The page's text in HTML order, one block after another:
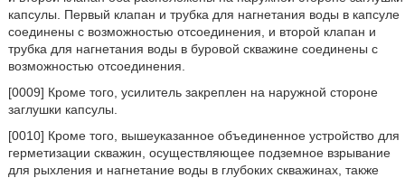
капсулы. Первый клапан и трубка для нагнетания воды в капсуле
соединены с возможностью отсоединения, и второй клапан и
трубка для нагнетания воды в буровой скважине соединены с
возможностью отсоединения.
[0009] Кроме того, усилитель закреплен на наружной стороне
заглушки капсулы.
[0010] Кроме того, вышеуказанное объединенное устройство для
герметизации скважин, осуществляющее подземное взрывание
для рыхления и нагнетание воды в глубоких скважинах, также